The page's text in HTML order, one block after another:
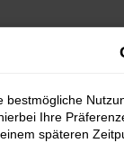
nach Aalen
bestmögliche
Ihre
späteren